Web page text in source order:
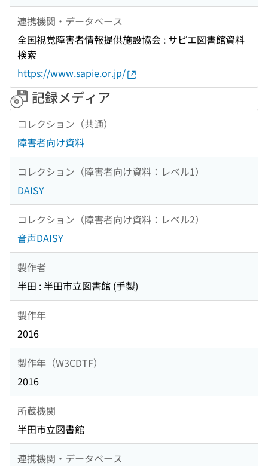
連携機関・データベース
全国視覚障害者情報提供施設協会 : サピエ図書館資料
検索
https://www.sapie.or.jp/
記録メディア
コレクション（共通）
障害者向け資料
コレクション（障害者向け資料：レベル1）
DAISY
コレクション（障害者向け資料：レベル2）
音声DAISY
製作者
半田 : 半田市立図書館 (手製)
製作年
2016
製作年（W3CDTF）
2016
所蔵機関
半田市立図書館
連携機関・データベース